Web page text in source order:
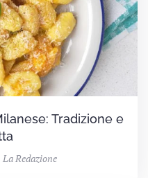
Tradizione e
Redazione